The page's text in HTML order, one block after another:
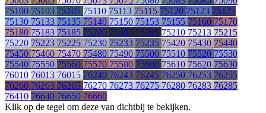
75100 75103 75105 75110 75113 75115 75120 75123 75125
75130 75133 75135 75140 75150 75153 75155 75160 75170
75180 75183 75185 75200 75203 75205 75210 75213 75215
75220 75223 75225 75230 75233 75235 75420 75430 75440
75450 75460 75470 75480 75490 75500 75510 75520 75530
75540 75550 75560 75570 75580 75600 75610 75620 75630
76010 76013 76015 76240 76243 76245 76250 76253 76255
76260 76263 76265 76270 76273 76275 76280 76283 76285
76410 76640 76650 76660
Klik op de tegel om deze van dichtbij te bekijken.